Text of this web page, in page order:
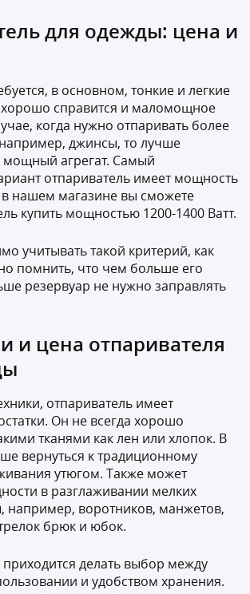
для одежды: цена и
в основном, тонкие и легкие
хорошо справится и маломощное
когда нужно отпаривать более
джинсы, то лучше
мощный агрегат. Самый
отпариватель имеет мощность
в нашем магазине вы сможете
купить мощностью 1200-1400 Ватт.
учитывать такой критерий, как
помнить, что чем больше его
резервуар не нужно заправлять
и цена отпаривателя
отпариватель имеет
Он не всегда хорошо
тканями как лен или хлопок. В
вернуться к традиционному
утюгом. Также может
в разглаживании мелких
например, воротников, манжетов,
брюк и юбок.
делать выбор между
и удобством хранения.